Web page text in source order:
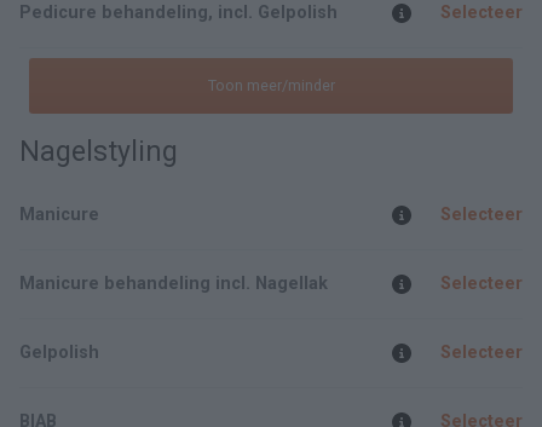
Pedicure behandeling, incl. Gelpolish Selecteer
Toon meer/minder
Nagelstyling
Manicure Selecteer
Manicure behandeling incl. Nagellak Selecteer
Gelpolish Selecteer
BIAB Selecteer